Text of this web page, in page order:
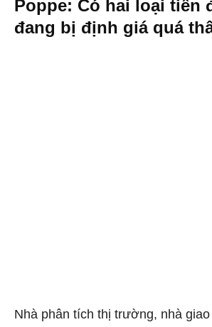
Poppe: Có hai loại tiền
đang bị định giá quá
Nhà phân tích thị trường, nhà